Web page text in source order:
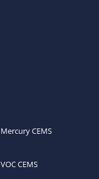
Mercury CEMS
VOC CEMS